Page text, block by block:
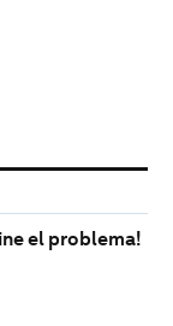
el problema!